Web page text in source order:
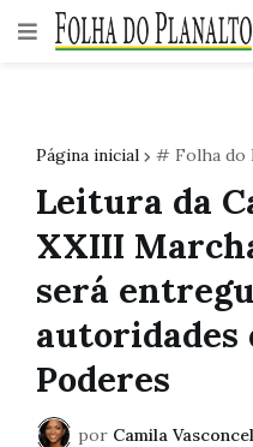
Página inicial # Folha do
Leitura da
XXIII
será
autoridades
Poderes
por Camila